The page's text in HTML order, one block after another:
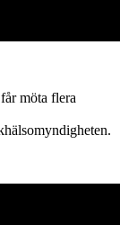
möta flera